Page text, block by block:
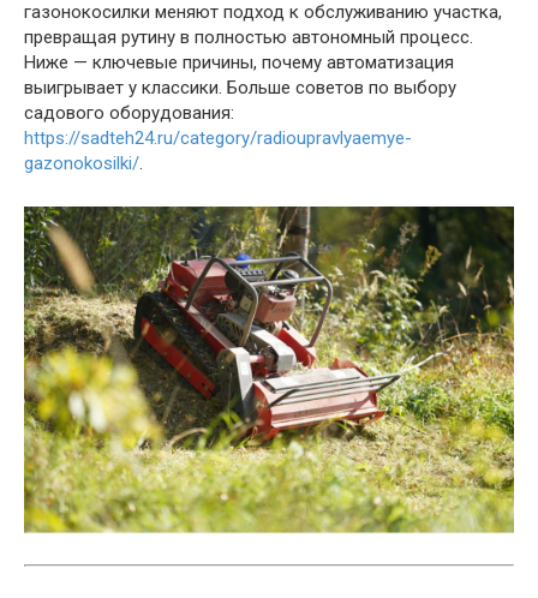
газонокосилки меняют подход к обслуживанию участка,
превращая рутину в полностью автономный процесс.
Ниже — ключевые причины, почему автоматизация
выигрывает у классики. Больше советов по выбору
садового оборудования:
https://sadteh24.ru/category/radioupravlyaemye-
gazonokosilki/.